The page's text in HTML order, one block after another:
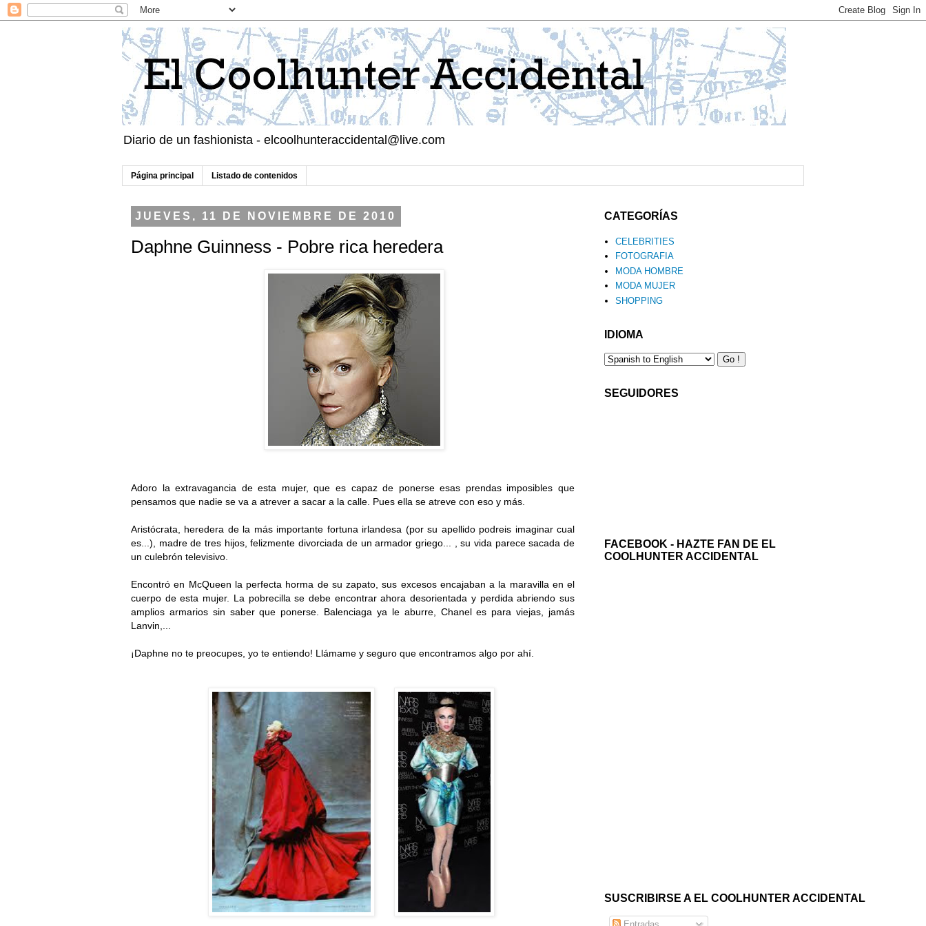
Diario de un fashionista - elcoolhunteraccidental@live.com
Página principal Listado de contenidos
JUEVES, 11 DE NOVIEMBRE DE 2010
Daphne Guinness - Pobre rica heredera
Adoro la extravagancia de esta mujer, que es capaz de ponerse esas prendas imposibles que
pensamos que nadie se va a atrever a sacar a la calle. Pues ella se atreve con eso y más.
Aristócrata, heredera de la más importante fortuna irlandesa (por su apellido podreis imaginar cual
es...), madre de tres hijos, felizmente divorciada de un armador griego... , su vida parece sacada de
un culebrón televisivo.
Encontró en McQueen la perfecta horma de su zapato, sus excesos encajaban a la maravilla en el
cuerpo de esta mujer. La pobrecilla se debe encontrar ahora desorientada y perdida abriendo sus
amplios armarios sin saber que ponerse. Balenciaga ya le aburre, Chanel es para viejas, jamás
Lanvin,...
¡Daphne no te preocupes, yo te entiendo! Llámame y seguro que encontramos algo por ahí.
CATEGORÍAS
CELEBRITIES
FOTOGRAFIA
MODA HOMBRE
MODA MUJER
SHOPPING
IDIOMA
SEGUIDORES
FACEBOOK - HAZTE FAN DE EL
COOLHUNTER ACCIDENTAL
SUSCRIBIRSE A EL COOLHUNTER ACCIDENTAL